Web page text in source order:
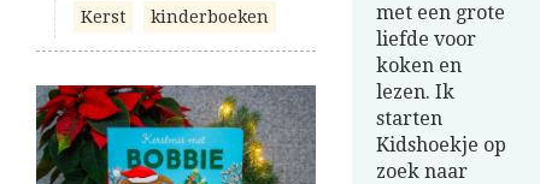
Kerst kinderboeken
met een grote
liefde voor
koken en
lezen. Ik
starten
Kidshoekje op
zoek naar